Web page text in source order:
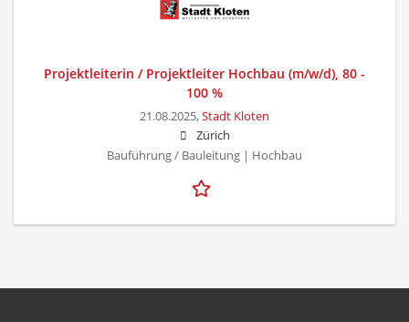
Projektleiterin / Projektleiter Hochbau (m/w/d), 80 -
100 %
21.08.2025,Stadt Kloten
Zürich
Bauführung / Bauleitung | Hochbau